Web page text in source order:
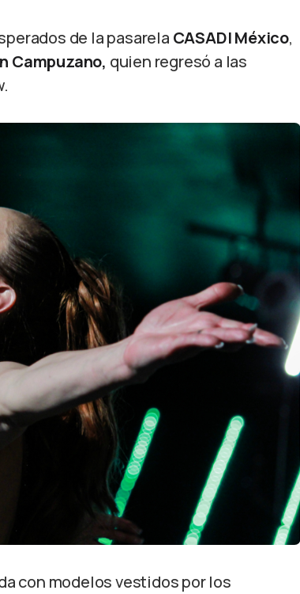
de la pasarela CASADI México,
Campuzano, quien regresó a las
con modelos vestidos por los